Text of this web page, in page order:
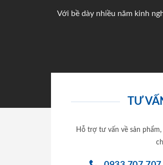
Với bề dày nhiều năm kinh
TƯ
Hỗ trợ tư vấn về sản